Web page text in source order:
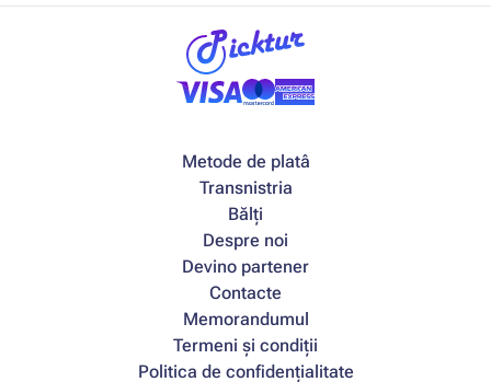
Metode de platâ
Transnistria
Bălți
Despre noi
Devino partener
Contacte
Memorandumul
Termeni și condiții
Politica de confidențialitate